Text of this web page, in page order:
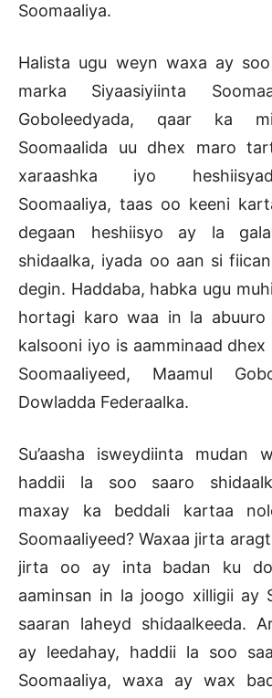
Soomaaliya.
Halista ugu weyn waxa ay
marka Siyaasiyiinta
Goboleedyada, qaar ka
Soomaalida uu dhex maro
xaraashka iyo
Soomaaliya, taas oo keeni
degaan heshiisyo ay la
shidaalka, iyada oo aan si
degin. Haddaba, habka ugu
hortagi karo waa in la abuuro
kalsooni iyo is aamminaad dhex
Soomaaliyeed, Maamul
Dowladda Federaalka.
Su’aasha isweydiinta mudan
haddii la soo saaro
maxay ka beddali kartaa
Soomaaliyeed? Waxaa jirta
jirta oo ay inta badan ku
aaminsan in la joogo xilligii ay
saaran laheyd shidaalkeeda.
ay leedahay, haddii la soo
Soomaaliya, waxa ay wax